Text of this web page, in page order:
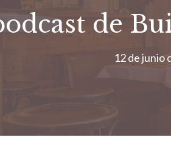
de
12 de junio